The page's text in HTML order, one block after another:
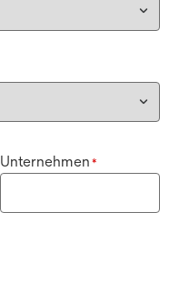
Unternehmen *